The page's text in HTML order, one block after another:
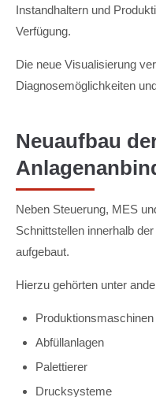
Instandhaltern und
Verfügung.
Die neue Visualisierung
Diagnosemöglichkeiten
Neuaufbau
Neben Steuerung, MES
Schnittstellen innerhalb
aufgebaut.
Hierzu gehörten unter
Produktionsmaschinen
Abfüllanlagen
Palettierer
Drucksysteme